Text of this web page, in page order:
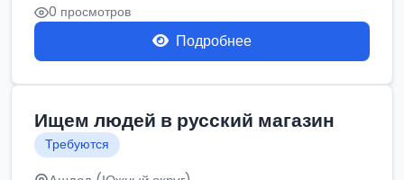
0 просмотров
Подробнее
Ищем людей в русский магазин
Требуются